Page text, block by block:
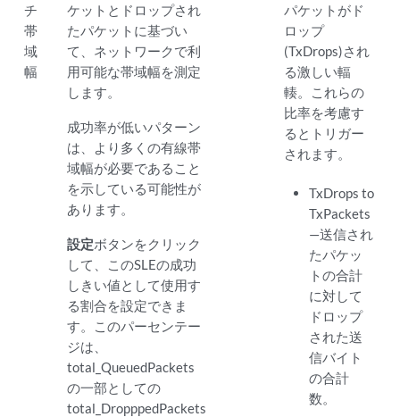
チ
帯
域
幅
ケットとドロップされ
たパケットに基づい
て、ネットワークで利
用可能な帯域幅を測定
します。
成功率が低いパターン
は、より多くの有線帯
域幅が必要であること
を示している可能性が
あります。
設定ボタンをクリック
して、このSLEの成功
しきい値として使用す
る割合を設定できま
す。このパーセンテー
ジは、
total_QueuedPackets
の一部としての
total_DropppedPackets
パケットがド
ロップ
(TxDrops)され
る激しい輻
輳。これらの
比率を考慮す
るとトリガー
されます。
TxDrops to
TxPackets
—送信され
たパケッ
トの合計
に対して
ドロップ
された送
信バイト
の合計
数。